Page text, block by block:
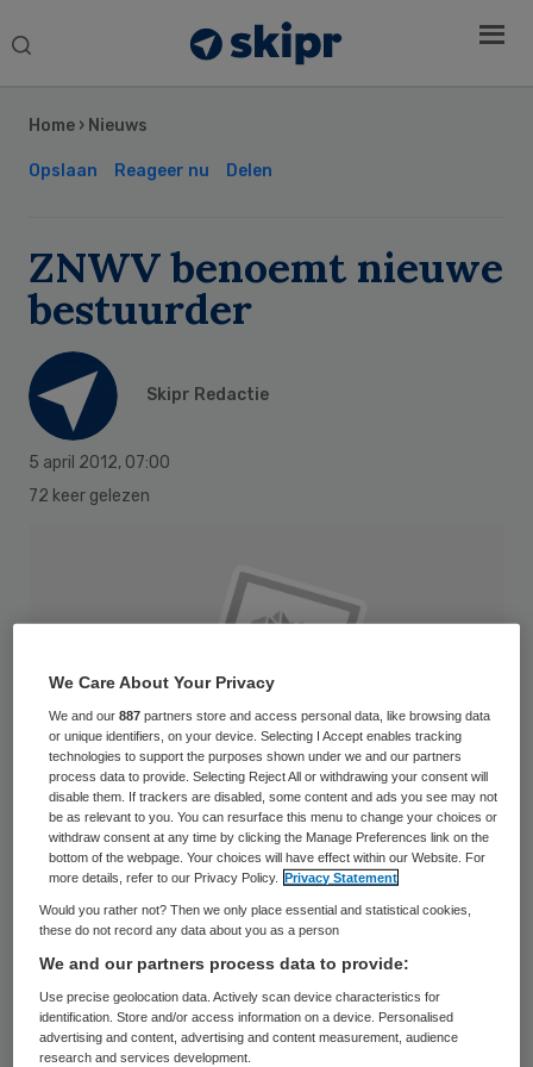
Search
Home › Nieuws
Opslaan Reageer nu Delen
ZNWV benoemt nieuwe
bestuurder
Skipr Redactie
5 april 2012, 07:00
72 keer gelezen
Margreeth Kasper-de Kroon wordt op 1 hun
bestuurder van de Zorggroep Noord West
Veluwe (ZNWV). Ze volgt Rinus van den
Berge op, die op 1 juli 2012 uit dienst treedt.
Sidebar
We Care About Your Privacy
We and our887 partners store and access personal data, like browsing data
or unique identifiers, on your device. Selecting I Accept enables tracking
technologies to support the purposes shown under we and our partners
process data to provide. Selecting Reject All or withdrawing your consent will
disable them. If trackers are disabled, some content and ads you see may not
be as relevant to you. You can resurface this menu to change your choices or
withdraw consent at any time by clicking the Manage Preferences link on the
bottom of the webpage. Your choices will have effect within our Website. For
more details, refer to our Privacy Policy.
Privacy Statement
Would you rather not? Then we only place essential and statistical cookies,
these do not record any data about you as a person
We and our partners process data to provide:
Use precise geolocation data. Actively scan device characteristics for
identification. Store and/or access information on a device. Personalised
advertising and content, advertising and content measurement, audience
research and services development.